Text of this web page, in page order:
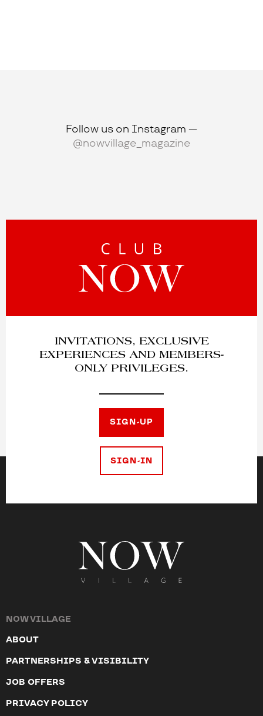
Follow us on Instagram —
@nowvillage_magazine
INVITATIONS, EXCLUSIVE
EXPERIENCES AND MEMBERS-
ONLY PRIVILEGES.
SIGN-UP
SIGN-IN
NOW VILLAGE
ABOUT
PARTNERSHIPS & VISIBILITY
JOB OFFERS
PRIVACY POLICY